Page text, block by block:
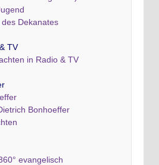
Dekanates
TV
in Radio & TV
Bonhoeffer
evangelisch